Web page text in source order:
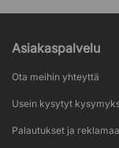
Asiakaspalvelu
Ota meihin yhteyttä
Usein kysytyt
Palautukset ja